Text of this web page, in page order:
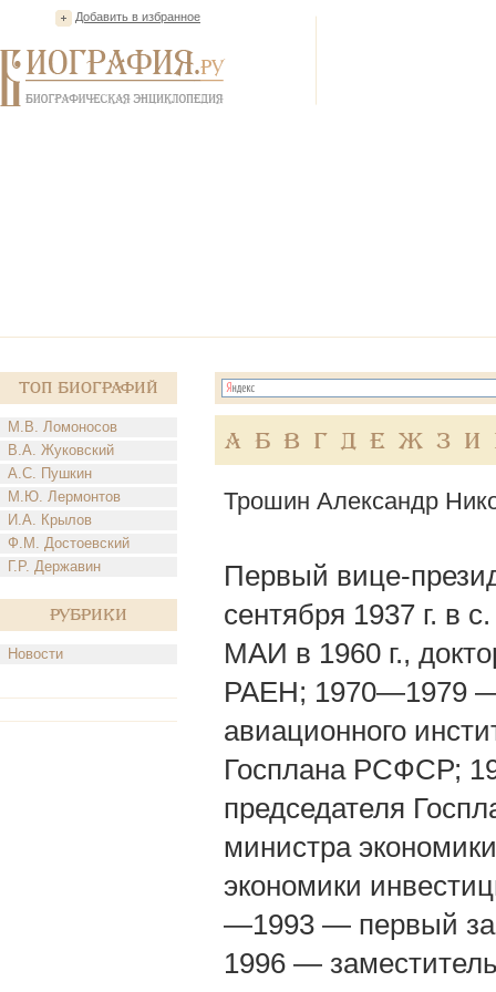
Добавить в избранное
Топ Биографий
М.В. Ломоносов
В.А. Жуковский
А.С. Пушкин
М.Ю. Лермонтов
И.А. Крылов
Ф.М. Достоевский
Г.Р. Державин
Рубрики
Новости
А Б В Г Д Е Ж З И
Трошин Александр
Первый вице-
сентября 1937 г. в
МАИ в 1960 г.,
РАЕН; 1970—1979 —
авиационного
Госплана РСФСР;
председателя
министра
экономики
—1993 — первый
1996 —